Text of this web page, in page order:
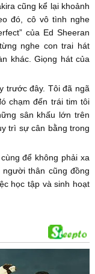
cũng kể lại khoảnh
đó, cô vô tình nghe
của Ed Sheeran
nghe con trai hát
khác. Giọng hát của
trước đây. Tôi đã ngã
chạm đến trái tim tôi
sân khấu lớn trên
trì sự cân bằng trong
để không phải xa
thân cũng đồng
học tập và sinh hoạt